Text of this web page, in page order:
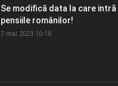
Se modifică data la care intră
pensiile românilor!
7 mai 2023 10:18